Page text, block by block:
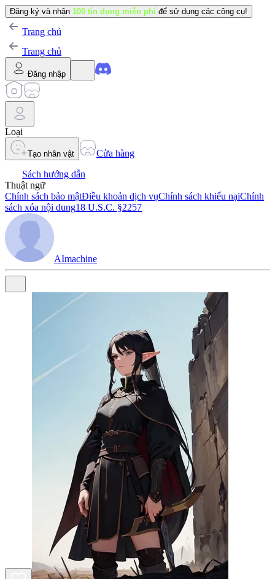
Đăng ký và nhận 100 tín dụng miễn phí để sử dụng các công cụ!
Trang chủ
Trang chủ
Đăng nhập
Loại
Tạo nhân vật
Cửa hàng
Sách hướng dẫn
Thuật ngữ
Chính sách bảo mậtĐiều khoản dịch vụChính sách khiếu nạiChính
sách xóa nội dung18 U.S.C. §2257
AImachine